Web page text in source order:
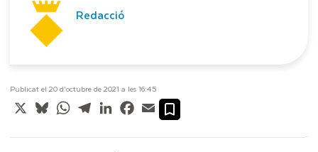
Redacció
Publicat el 20 d’octubre de 2021 a les 16:45
X BlueskyWhatsApp
TelegramLinkedInFacebook
Email